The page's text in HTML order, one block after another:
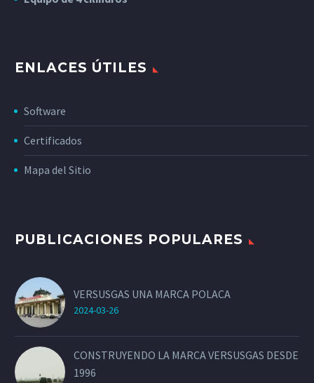
ENLACES ÚTILES
Software
Certificados
Mapa del Sitio
PUBLICACIONES POPULARES
VERSUSGAS UNA MARCA POLACA
2024-03-26
CONSTRUYENDO LA MARCA VERSUSGAS DESDE
1996